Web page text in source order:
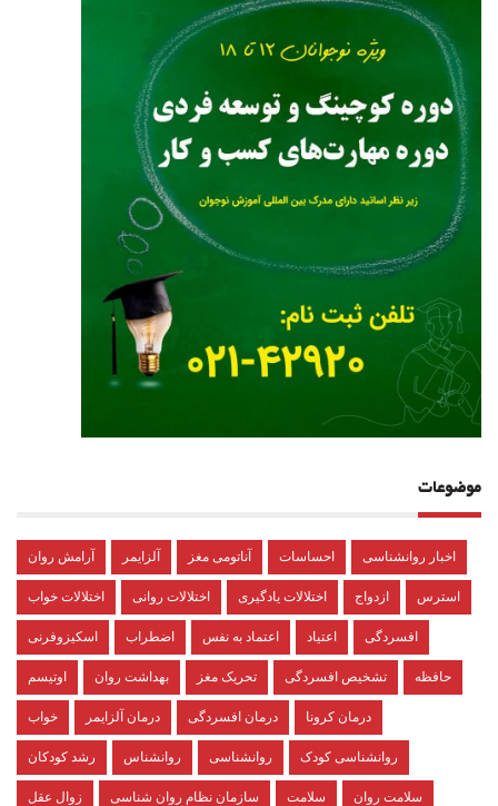
موضوعات
آرامش روان آلزایمر آناتومی مغز احساسات اخبار روانشناسی
اختلالات خواب اختلالات روانی اختلالات یادگیری ازدواج استرس
اسکیزوفرنی اضطراب اعتماد به نفس اعتیاد افسردگی
اوتیسم بهداشت روان تحریک مغز تشخیص افسردگی حافظه
خواب درمان آلزایمر درمان افسردگی درمان کرونا
رشد کودکان روانشناس روانشناسی روانشناسی کودک
زوال عقل سازمان نظام روان شناسی سلامت سلامت روان